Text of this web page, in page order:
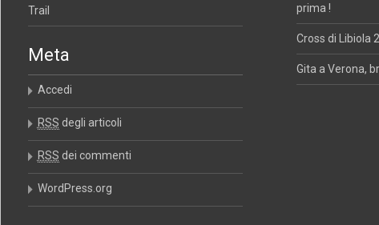
prima !
Cross di Libiola
Gita a Verona,
Trail
Meta
Accedi
RSS degli articoli
RSS dei commenti
WordPress.org